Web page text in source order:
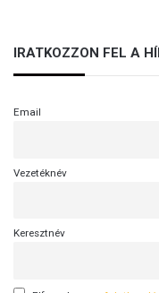
IRATKOZZON FEL A
Email
Vezetéknév
Keresztnév